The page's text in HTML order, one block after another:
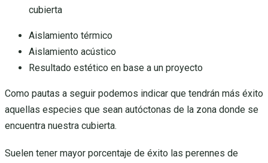
cubierta
Aislamiento térmico
Aislamiento acústico
Resultado estético en base a un proyecto
Como pautas a seguir podemos indicar que tendrán más éxito
aquellas especies que sean autóctonas de la zona donde se
encuentra nuestra cubierta.
Suelen tener mayor porcentaje de éxito las perennes de